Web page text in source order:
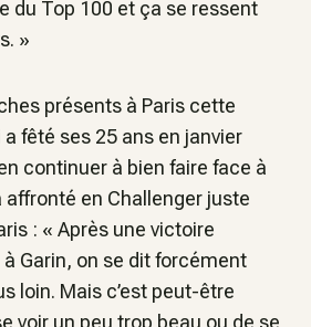
du Top 100 et ça se ressent
. »
présents à Paris cette
fêté ses 25 ans en janvier
continuer à bien faire face à
affronté en Challenger juste
: « Après une victoire
Garin, on se dit forcément
loin. Mais c’est peut-être
voir un peu trop beau ou de se